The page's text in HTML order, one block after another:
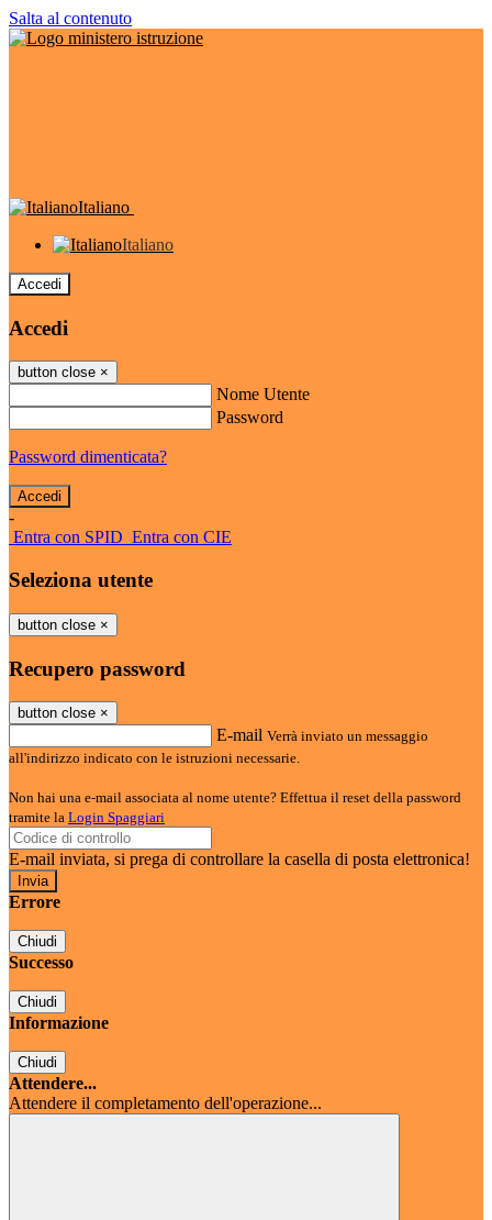
Salta al contenuto
Italiano
Italiano
Accedi
Accedi
button close ×
Nome Utente
Password
Password dimenticata?
-
Entra con SPID Entra con CIE
Seleziona utente
button close ×
Recupero password
button close ×
E-mail Verrà inviato un messaggio
all'indirizzo indicato con le istruzioni necessarie.
Non hai una e-mail associata al nome utente? Effettua il reset della password
tramite la Login Spaggiari
E-mail inviata, si prega di controllare la casella di posta elettronica!
Errore
Chiudi
Successo
Chiudi
Informazione
Chiudi
Attendere...
Attendere il completamento dell'operazione...